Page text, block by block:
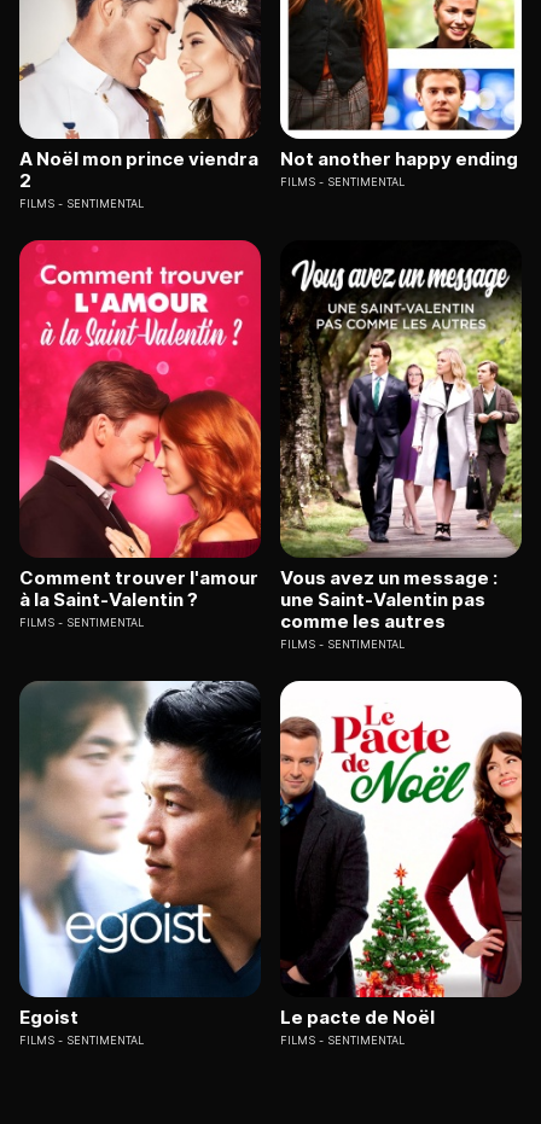
A Noël mon prince viendra
2
FILMS SENTIMENTAL
Not another happy ending
FILMS SENTIMENTAL
Comment trouver l'amour
à la Saint-Valentin ?
FILMS SENTIMENTAL
Vous avez un message :
une Saint-Valentin pas
comme les autres
FILMS SENTIMENTAL
Egoist
FILMS SENTIMENTAL
Le pacte de Noël
FILMS SENTIMENTAL